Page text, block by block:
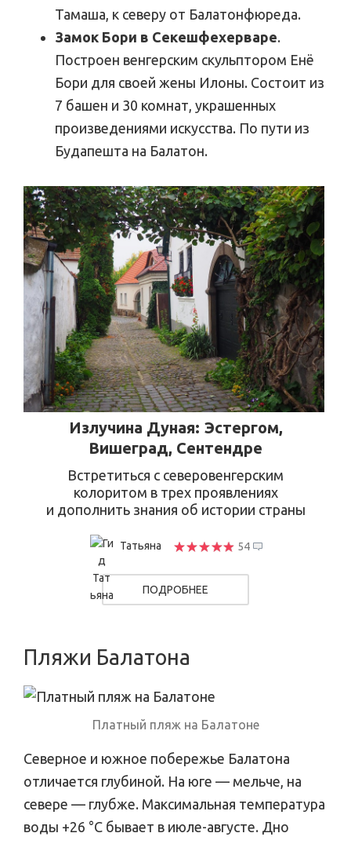
Тамаша, к северу от Балатонфюреда.
Замок Бори в Секешфехерваре.
Построен венгерским скульптором Енё
Бори для своей жены Илоны. Состоит из
7 башен и 30 комнат, украшенных
произведениями искусства. По пути из
Будапешта на Балатон.
Излучина Дуная: Эстергом,
Вишеград, Сентендре
Встретиться с северовенгерским
колоритом в трех проявлениях
и дополнить знания об истории страны
Татьяна 54
ПОДРОБНЕЕ
Пляжи Балатона
Платный пляж на Балатоне
Северное и южное побережье Балатона
отличается глубиной. На юге — мельче, на
севере — глубже. Максимальная температура
воды +26 °C бывает в июле-августе. Дно